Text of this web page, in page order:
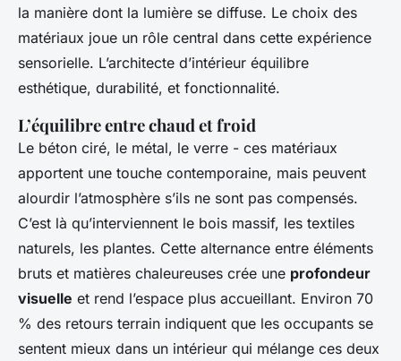
la manière dont la lumière se diffuse. Le choix des
matériaux joue un rôle central dans cette expérience
sensorielle. L’architecte d’intérieur équilibre
esthétique, durabilité, et fonctionnalité.
L’équilibre entre chaud et froid
Le béton ciré, le métal, le verre - ces matériaux
apportent une touche contemporaine, mais peuvent
alourdir l’atmosphère s’ils ne sont pas compensés.
C’est là qu’interviennent le bois massif, les textiles
naturels, les plantes. Cette alternance entre éléments
bruts et matières chaleureuses crée une profondeur
visuelle et rend l’espace plus accueillant. Environ 70
% des retours terrain indiquent que les occupants se
sentent mieux dans un intérieur qui mélange ces deux